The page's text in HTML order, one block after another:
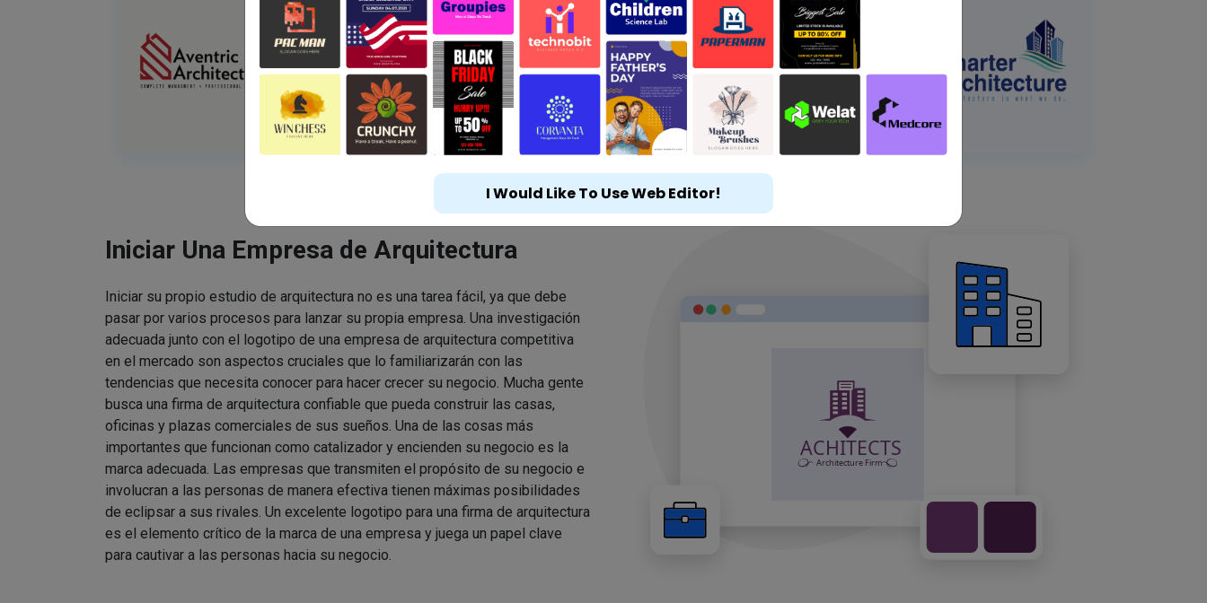
Iniciar Una Empresa de Arquitectura
Iniciar su propio estudio de arquitectura no es una tarea fácil, ya que debe
pasar por varios procesos para lanzar su propia empresa. Una investigación
adecuada junto con el logotipo de una empresa de arquitectura competitiva
en el mercado son aspectos cruciales que lo familiarizarán con las
tendencias que necesita conocer para hacer crecer su negocio. Mucha gente
busca una firma de arquitectura confiable que pueda construir las casas,
oficinas y plazas comerciales de sus sueños. Una de las cosas más
importantes que funcionan como catalizador y encienden su negocio es la
marca adecuada. Las empresas que transmiten el propósito de su negocio e
involucran a las personas de manera efectiva tienen máximas posibilidades
de eclipsar a sus rivales. Un excelente logotipo para una firma de arquitectura
es el elemento crítico de la marca de una empresa y juega un papel clave
para cautivar a las personas hacia su negocio.
I Would Like To Use Web Editor!